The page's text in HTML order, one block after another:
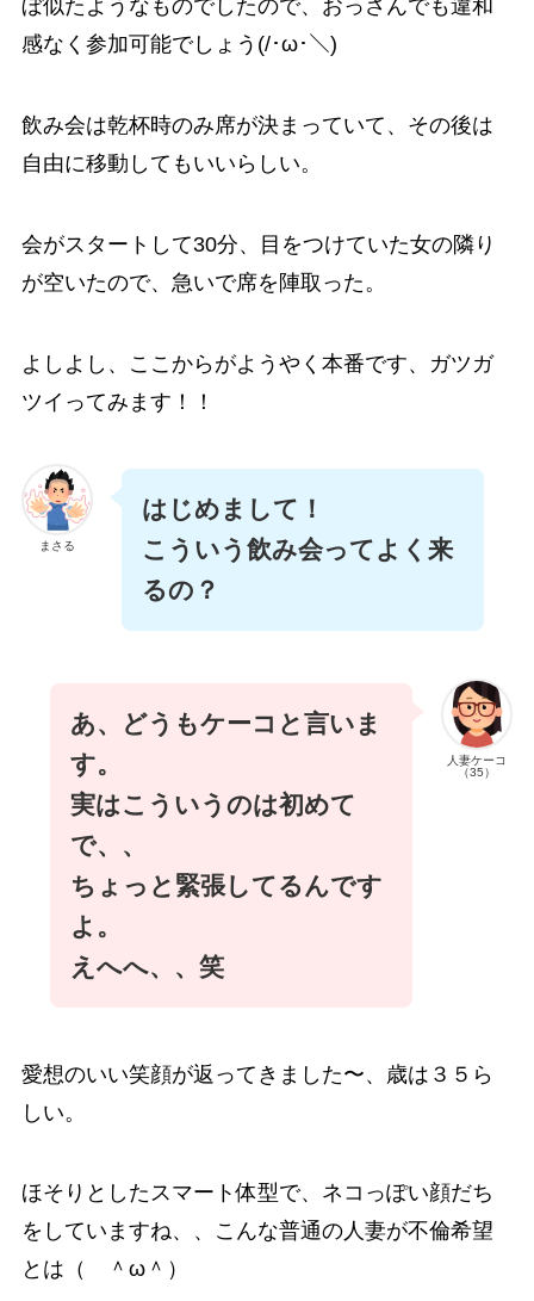
ぼ似たようなものでしたので、おっさんでも違和
感なく参加可能でしょう(/･ω･＼)
飲み会は乾杯時のみ席が決まっていて、その後は
自由に移動してもいいらしい。
会がスタートして30分、目をつけていた女の隣り
が空いたので、急いで席を陣取った。
よしよし、ここからがようやく本番です、ガツガ
ツイってみます！！
まさる
はじめまして！
こういう飲み会ってよく来
るの？
人妻ケーコ
（35）
あ、どうもケーコと言いま
す。
実はこういうのは初めて
で、、
ちょっと緊張してるんです
よ。
えへへ、、笑
愛想のいい笑顔が返ってきました〜、歳は３５ら
しい。
ほそりとしたスマート体型で、ネコっぽい顔だち
をしていますね、、こんな普通の人妻が不倫希望
とは（ ＾ω＾）